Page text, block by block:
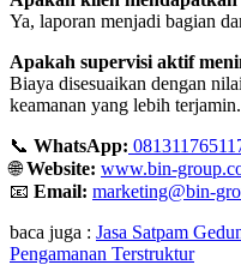
Ya, laporan menjadi bagian
Apakah supervisi aktif
Biaya disesuaikan dengan
keamanan yang lebih terjamin.
📞 WhatsApp:
🌐Website: www.bin-
📧 Email: marketing@bin-
baca juga : Jasa Satpam
Pengamanan Terstruktur